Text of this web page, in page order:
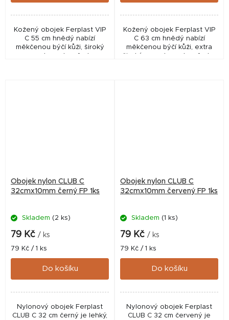
Kožený obojek Ferplast VIP
C 55 cm hnědý nabízí
měkčenou býčí kůži, široký
Kožený obojek Ferplast VIP
C 63 cm hnědý nabízí
měkčenou býčí kůži, extra
Obojek nylon CLUB C
32cmx10mm černý FP 1ks
Skladem (2 ks)
79 Kč / ks
Měrná
cena:
79 Kč / 1 ks
Do košíku
Nylonový obojek Ferplast
CLUB C 32 cm černý je lehký,
Obojek nylon CLUB C
32cmx10mm červený FP 1ks
Skladem (1 ks)
79 Kč / ks
Měrná
cena:
79 Kč / 1 ks
Do košíku
Nylonový obojek Ferplast
CLUB C 32 cm červený je